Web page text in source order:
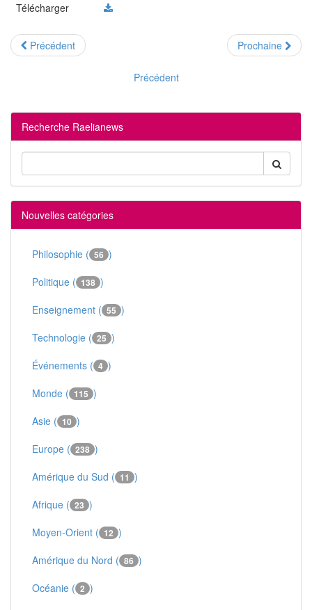
Télécharger
Précédent Prochaine
Précédent
Recherche Raelianews
Nouvelles catégories
Philosophie ( 56 )
Politique ( 138 )
Enseignement ( 55 )
Technologie ( 25 )
Événements ( 4 )
Monde ( 115 )
Asie ( 10 )
Europe ( 238 )
Amérique du Sud ( 11 )
Afrique ( 23 )
Moyen-Orient ( 12 )
Amérique du Nord ( 86 )
Océanie ( 2 )